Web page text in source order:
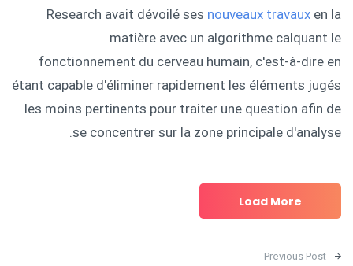
Research avait dévoilé ses nouveaux travaux en la
matière avec un algorithme calquant le
fonctionnement du cerveau humain, c'est-à-dire en
étant capable d'éliminer rapidement les éléments jugés
les moins pertinents pour traiter une question afin de
se concentrer sur la zone principale d'analyse.
Load More
Post navigation
Previous Post